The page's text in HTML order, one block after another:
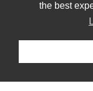
the best